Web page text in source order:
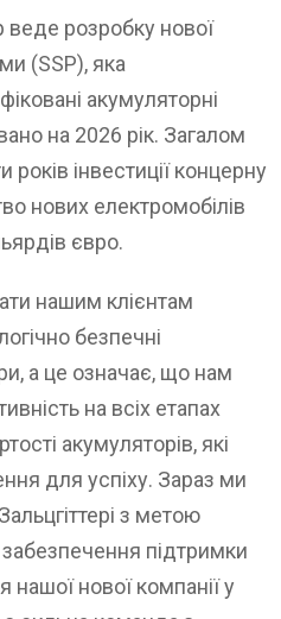
розробку нової
(SSP), яка
акумуляторні
на 2026 рік. Загалом
років інвестиції концерну
нових електромобілів
євро.
нашим клієнтам
безпечні
а це означає, що нам
на всіх етапах
акумуляторів, які
для успіху. Зараз ми
з метою
підтримки
нової компанії у